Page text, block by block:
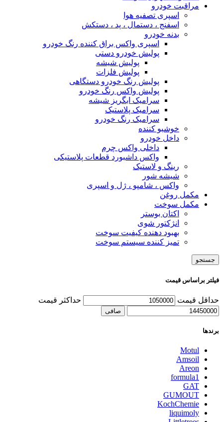
مراقبت خودرو
اسپری تصفیه هوا
اسفنج ، دستمال ، پد ، دستکش
بدنه خودرو
اسپری واکس براق کننده رنگ خودرو
پولیش خودرو دستی
پولیش شیشه
پولیش فلزات
پولیش رنگ خودرو دستگاهی
پولیش واکس رنگ خودرو
سرامیک ابگریز شیشه
سرامیک پلاستیک
سرامیک رنگ خودرو
خوشبو کننده
داخل خودرو
داخلی واکس چرم
واکس داشبورد قطعات پلاستیکی
رینگ و لاستیک
شیشه شور
واکس ، شامپو ، ژل و اسپری
مکمل روغن
مکمل سوخت
اکتان بوستر
انژکتور شوی
بهبود دهنده کیفیت سوخت
تمیز کننده سیستم سوخت
جستجو
فیلتر براساس قیمت
حداقل قیمت حداكثر قيمت
صافی
برندها
Motul
Amsoil
Areon
formula1
GAT
GUMOUT
KochChemie
liquimoly